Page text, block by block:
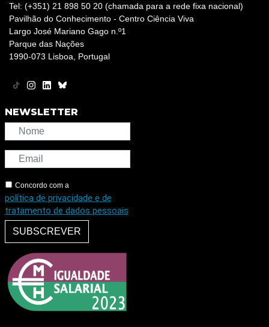
Tel: (+351) 21 898 50 20 (chamada para a rede fixa nacional)
Pavilhão do Conhecimento - Centro Ciência Viva
Largo José Mariano Gago n.º1
Parque das Nações
1990-073 Lisboa, Portugal
NEWSLETTER
Concordo com a
política de privacidade e de
tratamento de dados pessoais
SUBSCREVER